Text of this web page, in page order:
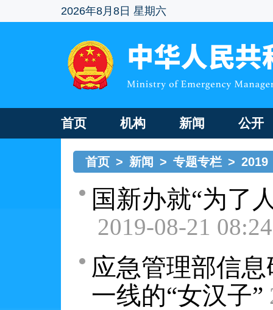
2026年8月8日 星期六
首页 机构 新闻 公开
首页 > 新闻 > 专题专栏 > 2019
国新办就“为了
2019-08-21 08:24
应急管理部信
一线的“女汉子”